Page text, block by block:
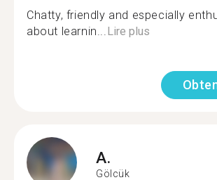
Chatty, friendly and especially
about learnin...Lire plus
A.
Gölcük